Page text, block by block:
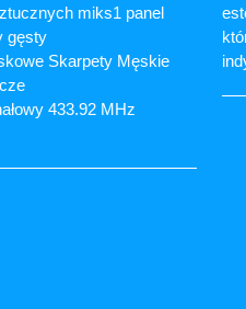
miks1 panel
gęsty
Skarpety Męskie
433.92 MHz